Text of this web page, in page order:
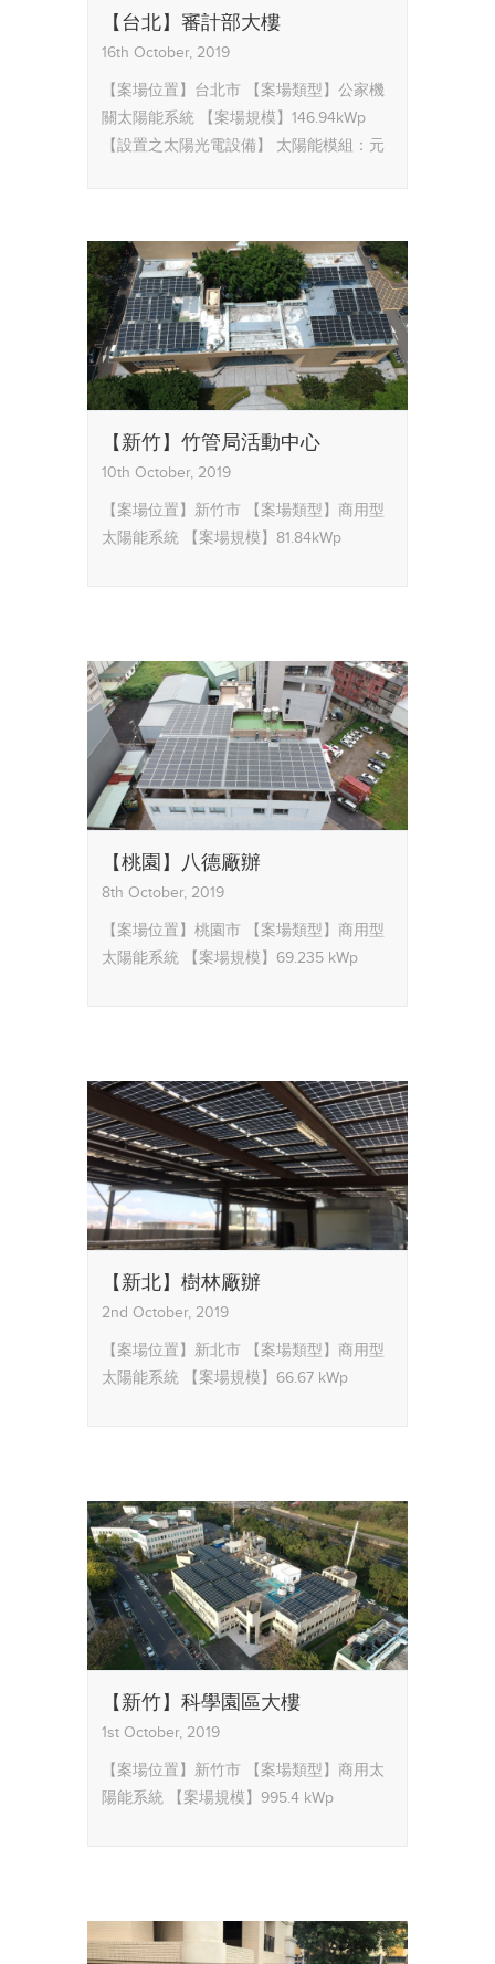
【台北】審計部大樓
16th October, 2019
【案場位置】台北市 【案場類型】公家機
關太陽能系統 【案場規模】146.94kWp
【設置之太陽光電設備】
太陽能模組：元
源局同意備案等全部流程。
【新竹】竹管局活動中心
10th October, 2019
【案場位置】新竹市 【案場類型】商用型
太陽能系統 【案場規模】81.84kWp
【桃園】八德廠辦
8th October, 2019
【案場位置】桃園市 【案場類型】商用型
太陽能系統 【案場規模】69.235 kWp
【新北】樹林廠辦
2nd October, 2019
【案場位置】新北市 【案場類型】商用型
太陽能系統 【案場規模】66.67 kWp
【新竹】科學園區大樓
1st October, 2019
【案場位置】新竹市 【案場類型】商用太
陽能系統 【案場規模】995.4 kWp